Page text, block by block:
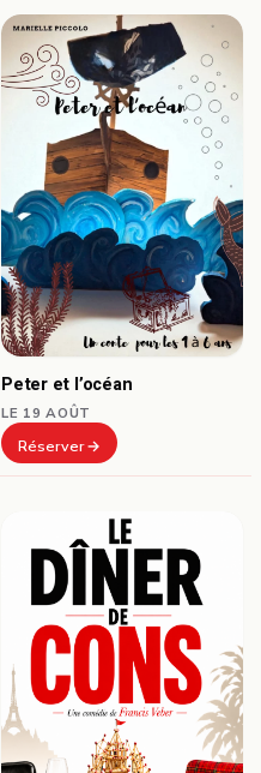
Peter et l’océan
LE 19 AOÛT
Réserver